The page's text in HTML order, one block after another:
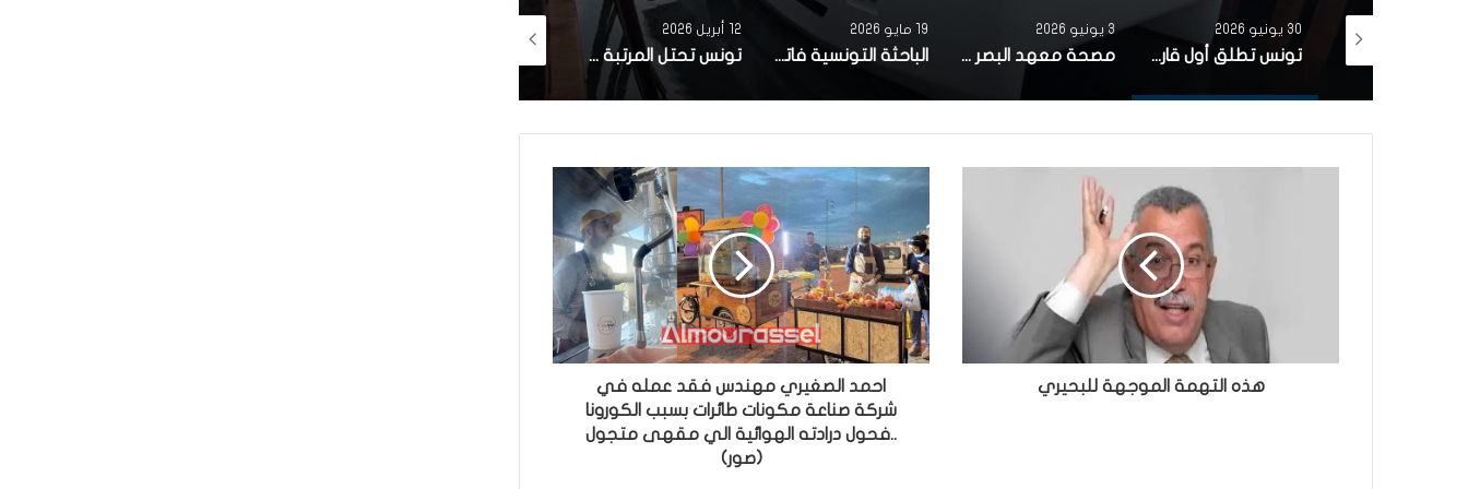
3 يونيو 2026
مصحة معهد البصر والشبكية بالبحيرة 1 تقوم باجراء اكثر من 50 عملية جراحية لازالة الماء الابيض مجانا لفائدة عدد من اهالي قفصة
19 مايو 2026
الباحثة التونسية فاتن المولدي تنجح في الحصول على براءة اختراع في الولايات المتحدة الأمريكية، وذلك بعد ابتكارها محركاً هجيناً ثورياً
12 أبريل 2026
تونس تحتل المرتبة الاولى افريقيا من حيث عدد النساء المطورات للبرمجيات
10 أبريل 2026
بعد أن أصبحت في حالة كارثية بسبب الأوساخ والروائح الكريهة.. شابتان من رادس تقومان بمجهودهما الخاص بتنظيف محطة القطار ونفقها (صور)
هذه التهمة الموجهة للبحيري
احمد الصغيري مهندس فقد عمله في
شركة صناعة مكونات طائرات بسبب الكورونا
..فحول درادته الهوائية الي مقهى متجول
(صور)